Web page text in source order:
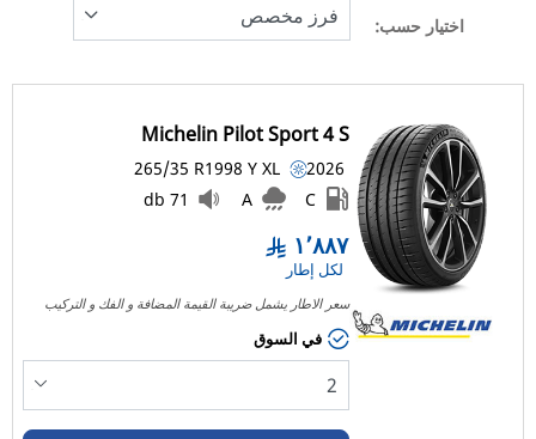
نوع الإطار
كل الأنواع (2)
نوع المركبة
كل الأنواع (2)
شاحنة خفيفة وسيارة دفع رباعي (0)
اختيار حسب:
Michelin Pilot Sport 4 S
265/35 R1998 Y XL
2026
C
A
71 db
١٬٨٨٧
لكل إطار
سعر الاطار يشمل ضريبة القيمة المضافة و الفك و التركيب
في السوق